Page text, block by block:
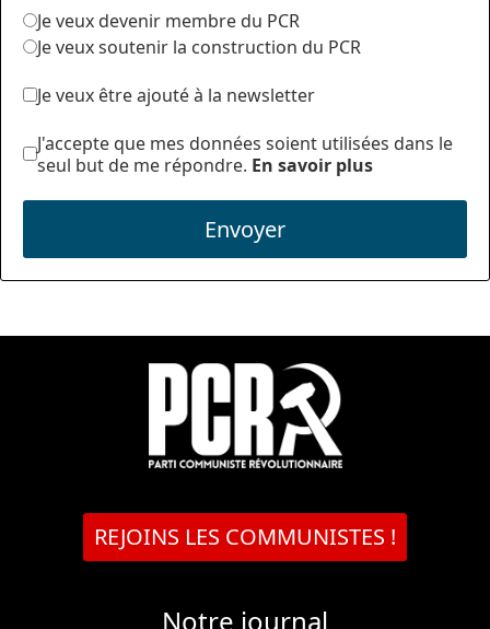
Je veux devenir membre du PCR
Je veux soutenir la construction du PCR
Je veux être ajouté à la newsletter
J'accepte que mes données soient utilisées dans le
seul but de me répondre. En savoir plus
Envoyer
REJOINS LES COMMUNISTES !
Notre journal